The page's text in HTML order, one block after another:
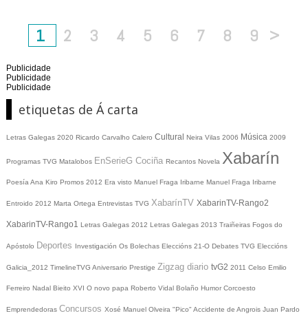
1 2 3 4 5 6 7 8 9 >
Publicidade
Publicidade
Publicidade
etiquetas de Á carta
Letras Galegas 2020 Ricardo Carvalho Calero Cultural Neira Vilas 2006 Música 2009
Programas TVG Matalobos EnSerieG Cociña Recantos Novela Xabarín
Poesía Ana Kiro Promos 2012 Era visto Manuel Fraga Iribarne Manuel Fraga Iribarne
Entroido 2012 Marta Ortega Entrevistas TVG XabarínTV XabarinTV-Rango2
XabarinTV-Rango1 Letras Galegas 2012 Letras Galegas 2013 Traiñeiras Fogos do
Apóstolo Deportes Investigación Os Bolechas Eleccións 21-O Debates TVG Eleccións
Galicia_2012 TimelineTVG Aniversario Prestige Zigzag diario tvG2 2011 Celso Emilio
Ferreiro Nadal Bieito XVI O novo papa Roberto Vidal Bolaño Humor Corcoesto
Emprendedoras Concursos Xosé Manuel Olveira "Pico" Accidente de Angrois Juan Pardo